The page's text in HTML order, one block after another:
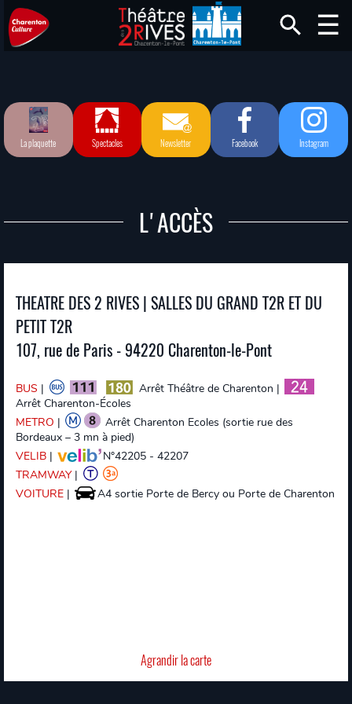
La plaquette Spectacles Newsletter Facebook Instagram
L'ACCÈS
THEATRE DES 2 RIVES | SALLES DU GRAND T2R ET DU
PETIT T2R
107, rue de Paris - 94220 Charenton-le-Pont
BUS |
Arrêt Théâtre de Charenton |
Arrêt Charenton-Écoles
METRO |
Arrêt Charenton Ecoles (sortie rue des
Bordeaux – 3 mn à pied)
VELIB |
N°42205 - 42207
TRAMWAY|
VOITURE | A4 sortie Porte de Bercy ou Porte de Charenton
Agrandir la carte